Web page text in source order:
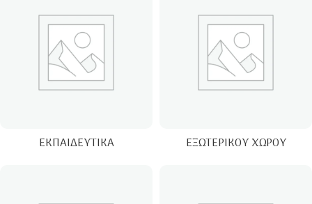
ΕΚΠΑΙΔΕΥΤΙΚΆ ΕΞΩΤΕΡΙΚΟΎ ΧΏΡΟΥ